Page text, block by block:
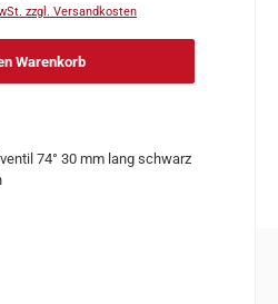
zzgl. Versandkosten
Warenkorb